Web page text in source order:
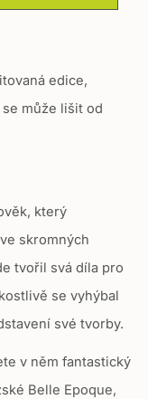
edice,
může lišit od
který
skromných
tvořil svá díla pro
se vyhýbal
své tvorby.
v něm fantastický
Belle Epoque,